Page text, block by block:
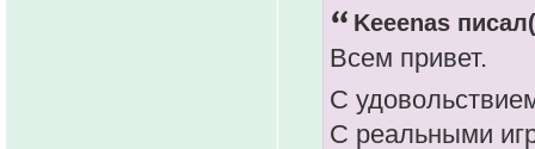
Keeenas
Всем привет.
С
С реальными